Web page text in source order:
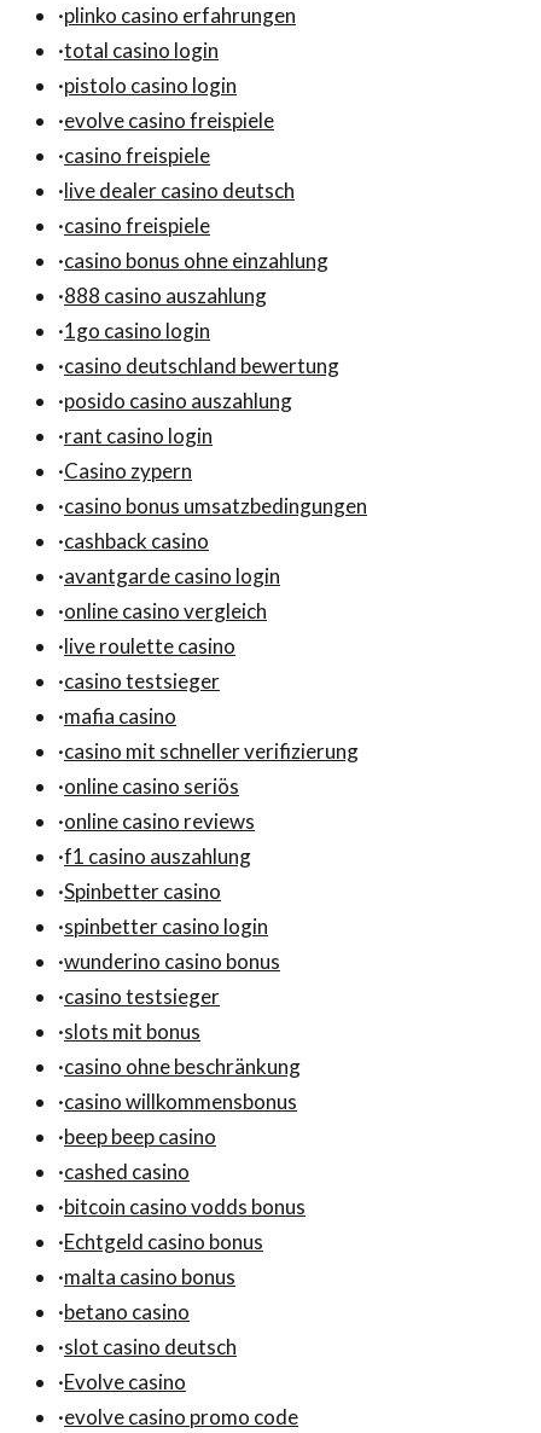
·plinko casino erfahrungen
·total casino login
·pistolo casino login
·evolve casino freispiele
·casino freispiele
·live dealer casino deutsch
·casino freispiele
·casino bonus ohne einzahlung
·888 casino auszahlung
·1go casino login
·casino deutschland bewertung
·posido casino auszahlung
·rant casino login
·Casino zypern
·casino bonus umsatzbedingungen
·cashback casino
·avantgarde casino login
·online casino vergleich
·live roulette casino
·casino testsieger
·mafia casino
·casino mit schneller verifizierung
·online casino seriös
·online casino reviews
·f1 casino auszahlung
·Spinbetter casino
·spinbetter casino login
·wunderino casino bonus
·casino testsieger
·slots mit bonus
·casino ohne beschränkung
·casino willkommensbonus
·beep beep casino
·cashed casino
·bitcoin casino vodds bonus
·Echtgeld casino bonus
·malta casino bonus
·betano casino
·slot casino deutsch
·Evolve casino
·evolve casino promo code